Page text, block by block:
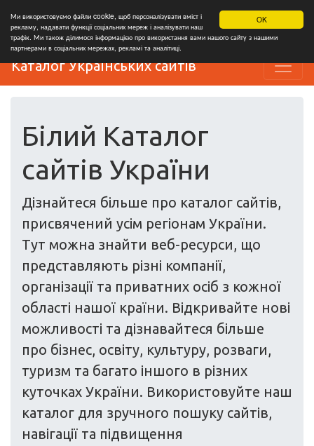
OK
Ми використовуємо файли cookie, щоб персоналізувати вміст і
рекламу, надавати функції соціальних мереж і аналізувати наш
трафік. Ми також ділимося інформацією про використання вами нашого сайту з нашими
партнерами в соціальних мережах, рекламі та аналітиці.
Каталог Українських сайтів
Білий Каталог
сайтів України
Дізнайтеся більше про каталог сайтів,
присвячений усім регіонам України.
Тут можна знайти веб-ресурси, що
представляють різні компанії,
організації та приватних осіб з кожної
області нашої країни. Відкривайте нові
можливості та дізнавайтеся більше
про бізнес, освіту, культуру, розваги,
туризм та багато іншого в різних
куточках України. Використовуйте наш
каталог для зручного пошуку сайтів,
навігації та підвищення